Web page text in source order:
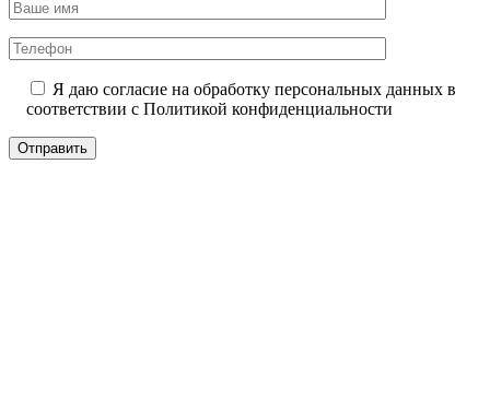
Я даю согласие на обработку персональных данных в
соответствии с Политикой конфиденциальности